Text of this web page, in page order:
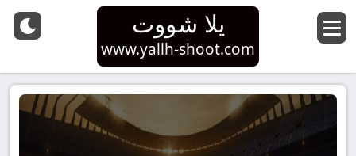
يلا شووت
www.yallh-shoot.com